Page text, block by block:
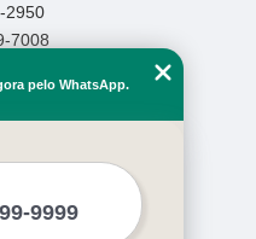
2950
7008
pelo WhatsApp.